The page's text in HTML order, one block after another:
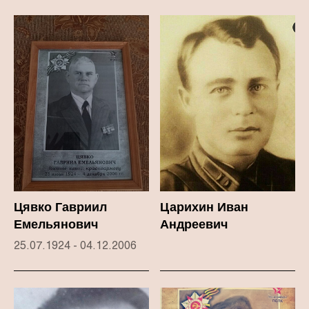
Цявко Гавриил
Емельянович
25.07.1924 - 04.12.2006
Царихин Иван
Андреевич